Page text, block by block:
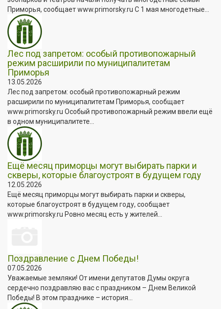
Приморья, сообщает www.primorsky.ru С 1 мая многодетные...
Лес под запретом: особый противопожарный
режим расширили по муниципалитетам
Приморья
13.05.2026
Лес под запретом: особый противопожарный режим
расширили по муниципалитетам Приморья, сообщает
www.primorsky.ru Особый противопожарный режим ввели ещё
в одном муниципалитете...
Ещё месяц приморцы могут выбирать парки и
скверы, которые благоустроят в будущем году
12.05.2026
Ещё месяц приморцы могут выбирать парки и скверы,
которые благоустроят в будущем году, сообщает
www.primorsky.ru Ровно месяц есть у жителей...
Поздравление с Днем Победы!
07.05.2026
Уважаемые земляки! От имени депутатов Думы округа
сердечно поздравляю вас с праздником – Днем Великой
Победы! В этом празднике – история...